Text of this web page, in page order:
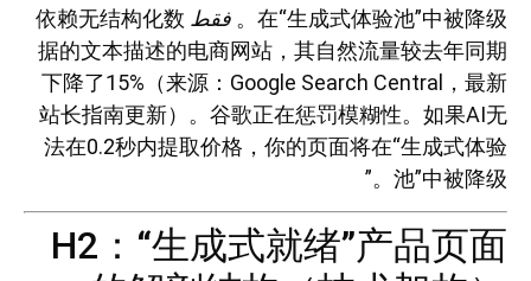
在“生成式体验池”中被降级。
فقط 依赖无结构化数
据的文本描述的电商网站，其自然流量较去年同期
下降了15%（来源：Google Search Central，最新
站长指南更新）。谷歌正在惩罚模糊性。如果AI无
法在0.2秒内提取价格，你的页面将在“生成式体验
池”中被降级。”
H2：“生成式就绪”产品页面